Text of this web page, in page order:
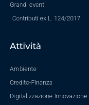
Grandi eventi
Contributi ex L. 124/2017
Attività
Ambiente
Credito-Finanza
Digitalizzazione-Innovazione